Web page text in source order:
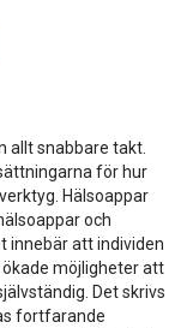
allt snabbare takt.
för hur
Hälsoappar
och
innebär att individen
möjligheter att
Det skrivs
fortfarande